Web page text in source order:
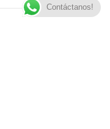
Contáctanos!